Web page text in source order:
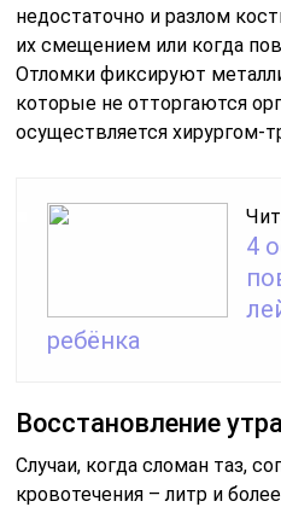
недостаточно и разлом
их смещением или когда
Отломки фиксируют
которые не отторгаются
осуществляется хирургом-
4
ребёнка
Восстановление
Случаи, когда сломан таз,
кровотечения – литр и